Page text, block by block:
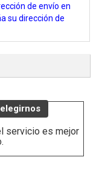
de envío en
su dirección de
servicio es mejor